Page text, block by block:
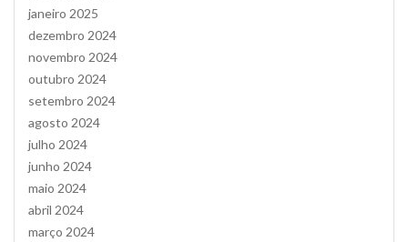
janeiro 2025
dezembro 2024
novembro 2024
outubro 2024
setembro 2024
agosto 2024
julho 2024
junho 2024
maio 2024
abril 2024
março 2024